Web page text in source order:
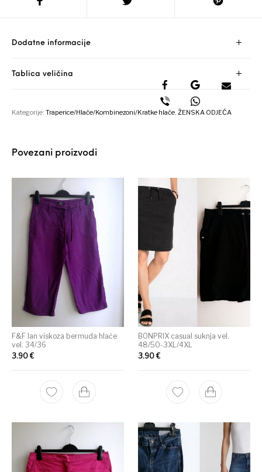
Dodatne informacije
Tablica veličina
Kategorije:Traperice/Hlače/Kombinezoni/Kratke hlače ,ŽENSKA ODJEĆA
Povezani proizvodi
F&F lan viskoza bermuda hlače
vel. 34/36
3.90€
BONPRIX casual suknja vel.
48/50-3XL/4XL
3.90 €